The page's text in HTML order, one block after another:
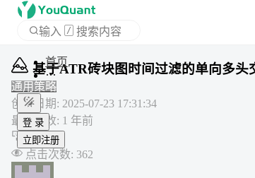
输入 / 搜索内容
APP
登 录
立即注册
基于ATR砖块图时间过滤的单向多头
通用策略
创建日期: 2025-07-23 17:31:34
最后修改: 1 年前
复制:1
点击次数: 362